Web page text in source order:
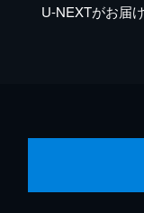
U-NEXTがお届